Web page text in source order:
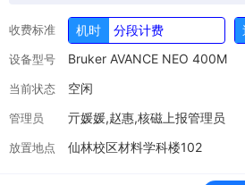
收费标准 机时 分段计费
设备型号 Bruker AVANCE NEO 400M
当前状态 空闲
管理员 亓媛媛,赵惠,核磁上报管理员
放置地点 仙林校区材料学科楼102